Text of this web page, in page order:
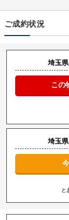
ご成約状況
埼玉
この
埼玉
と